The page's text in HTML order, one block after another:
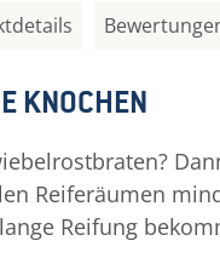
KNOCHEN
Reiferäumen
Reifung